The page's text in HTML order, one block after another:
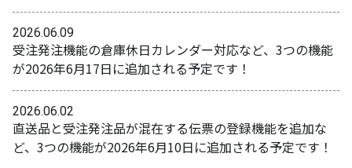
2026.06.09
受注発注機能の倉庫休日カレンダー対応など、3つの機能
が2026年6月17日に追加される予定です！
2026.06.02
直送品と受注発注品が混在する伝票の登録機能を追加な
ど、3つの機能が2026年6月10日に追加される予定です！